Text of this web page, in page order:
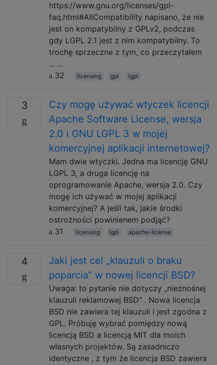
https://www.gnu.org/licenses/gpl-
faq.html#AllCompatibility napisano, że nie
jest on kompatybilny z GPLv2, podczas
gdy LGPL 2.1 jest z nim kompatybilny. To
trochę sprzeczne z tym, co przeczytałem
... …
32
licensing gpl lgpl
3
Czy mogę używać wtyczek licencji
Apache Software License, wersja
2.0 i GNU LGPL 3 w mojej
komercyjnej aplikacji internetowej?
Mam dwie wtyczki. Jedna ma licencję GNU
LGPL 3, a druga licencję na
oprogramowanie Apache, wersja 2.0. Czy
mogę ich używać w mojej aplikacji
komercyjnej? A jeśli tak, jakie środki
ostrożności powinienem podjąć?
31
licensing lgpl apache-license
4
Jaki jest cel „klauzuli o braku
poparcia” w nowej licencji BSD?
Uwaga: to pytanie nie dotyczy „nieznośnej
klauzuli reklamowej BSD” . Nowa licencja
BSD nie zawiera tej klauzuli i jest zgodna z
GPL. Próbuję wybrać pomiędzy nową
licencją BSD a licencją MIT dla moich
własnych projektów. Są zasadniczo
identyczne , z tym że licencja BSD zawiera